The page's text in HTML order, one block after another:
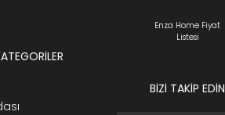
Enza Home Fiyat
Listesi
BİZİ TAKİP EDİN